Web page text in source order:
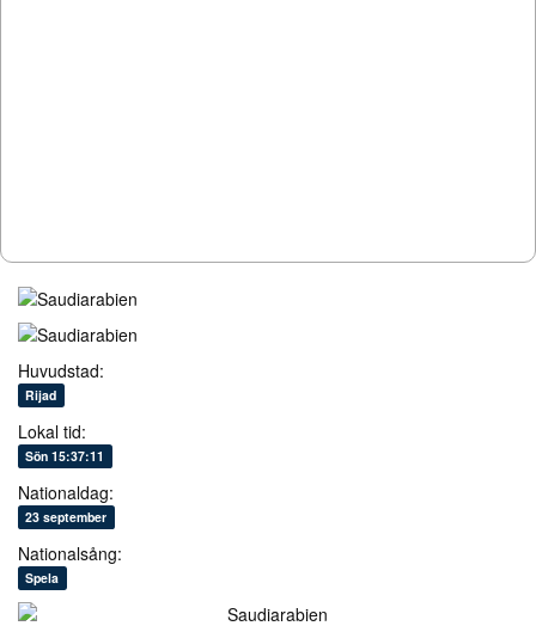
Huvudstad:
Rijad
Lokal tid:
Sön 15:37:11
Nationaldag:
23 september
Nationalsång:
Spela